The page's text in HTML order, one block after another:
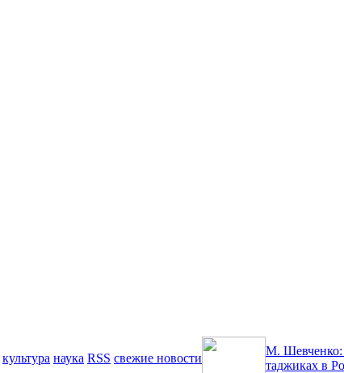
культура наука RSS свежие новости
М.
таджиках в